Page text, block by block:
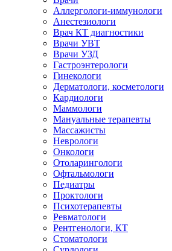
Аллергологи-иммунологи
Анестезиологи
Врач КТ диагностики
Врачи УВТ
Врачи УЗД
Гастроэнтерологи
Гинекологи
Дерматологи, косметологи
Кардиологи
Маммологи
Мануальные терапевты
Массажисты
Неврологи
Онкологи
Отоларингологи
Офтальмологи
Педиатры
Проктологи
Психотерапевты
Ревматологи
Рентгенологи, КТ
Стоматологи